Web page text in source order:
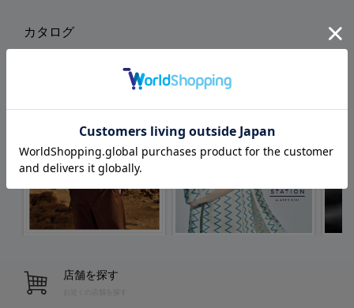
カタログ
店舗を探す
お近くの店舗を探す